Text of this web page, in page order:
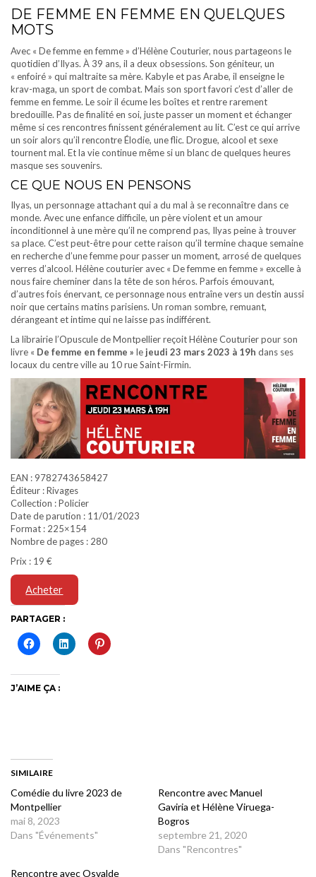
DE FEMME EN FEMME EN QUELQUES
MOTS
Avec « De femme en femme » d’Hélène Couturier, nous partageons le
quotidien d’Ilyas. À 39 ans, il a deux obsessions. Son géniteur, un
« enfoiré » qui maltraite sa mère. Kabyle et pas Arabe, il enseigne le
krav-maga, un sport de combat. Mais son sport favori c’est d’aller de
femme en femme. Le soir il écume les boîtes et rentre rarement
bredouille. Pas de finalité en soi, juste passer un moment et échanger
même si ces rencontres finissent généralement au lit. C’est ce qui arrive
un soir alors qu’il rencontre Élodie, une flic. Drogue, alcool et sexe
tournent mal. Et la vie continue même si un blanc de quelques heures
masque ses souvenirs.
CE QUE NOUS EN PENSONS
Ilyas, un personnage attachant qui a du mal à se reconnaître dans ce
monde. Avec une enfance difficile, un père violent et un amour
inconditionnel à une mère qu’il ne comprend pas, Ilyas peine à trouver
sa place. C’est peut-être pour cette raison qu’il termine chaque semaine
en recherche d’une femme pour passer un moment, arrosé de quelques
verres d’alcool. Hélène couturier avec « De femme en femme » excelle à
nous faire cheminer dans la tête de son héros. Parfois émouvant,
d’autres fois énervant, ce personnage nous entraîne vers un destin aussi
noir que certains matins parisiens. Un roman sombre, remuant,
dérangeant et intime qui ne laisse pas indifférent.
La librairie l’Opuscule de Montpellier reçoit Hélène Couturier pour son
livre « De femme en femme » le jeudi 23 mars 2023 à 19h dans ses
locaux du centre ville au 10 rue Saint-Firmin.
EAN : 9782743658427
Éditeur : Rivages
Collection : Policier
Date de parution : 11/01/2023
Format : 225×154
Nombre de pages : 280
Prix : 19 €
Acheter
PARTAGER :
J’AIME ÇA :
SIMILAIRE
Comédie du livre 2023 de
Montpellier
mai 8, 2023
Dans "Événements"
Rencontre avec Manuel
Gaviria et Hélène Viruega-
Bogros
septembre 21, 2020
Dans "Rencontres"
Rencontre avec Osvalde